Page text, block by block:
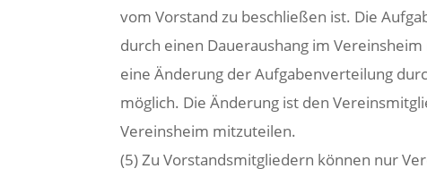
vom Vorstand zu beschließen ist. Die
durch einen Daueraushang im
eine Änderung der Aufgabenverteilung
möglich. Die Änderung ist den
Vereinsheim mitzuteilen.
(5) Zu Vorstandsmitgliedern können nur